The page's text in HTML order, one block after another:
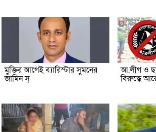
মুক্তির আগেই ব্যারিস্টার সুমনের
জামিন স্
আ.লীগ ও
বিরুদ্ধে